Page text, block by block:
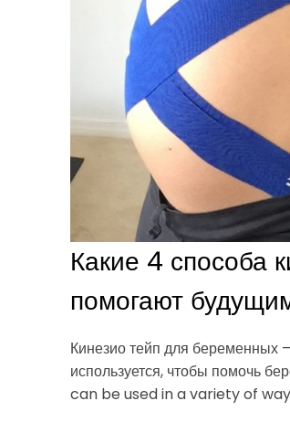
Какие 4 способа
помогают
Кинезио тейп для беременных
используется, чтобы помочь
can be used in a variety of